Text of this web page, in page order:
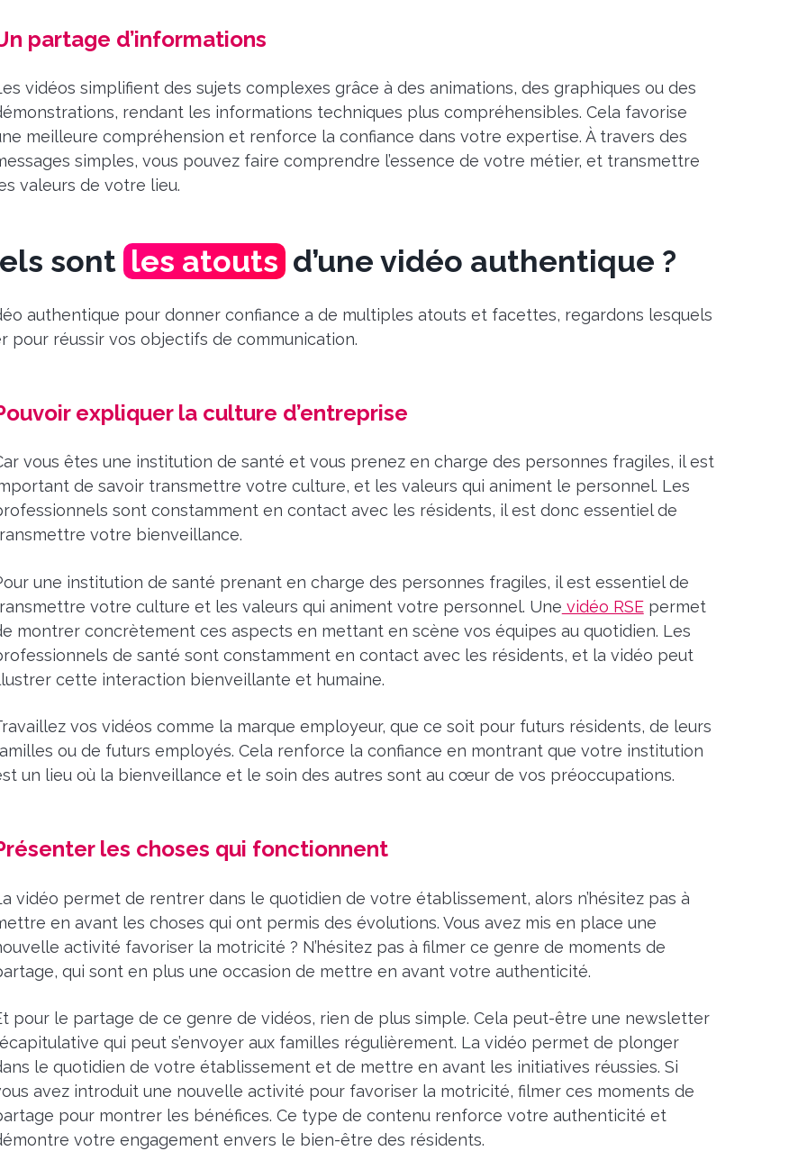
partage d’informations
vidéos simplifient des sujets complexes grâce à des animations, des graphiques ou des
rendant les informations techniques plus compréhensibles. Cela favorise
meilleure compréhension et renforce la confiance dans votre expertise. À travers des
simples, vous pouvez faire comprendre l’essence de votre métier, et transmettre
valeurs de votre lieu.
sont les atoutsd’une vidéo authentique ?
authentique pour donner confiance a de multiples atouts et facettes, regardons lesquels
pour réussir vos objectifs de communication.
expliquer la culture d’entreprise
vous êtes une institution de santé et vous prenez en charge des personnes fragiles, il est
de savoir transmettre votre culture, et les valeurs qui animent le personnel. Les
sont constamment en contact avec les résidents, il est donc essentiel de
votre bienveillance.
une institution de santé prenant en charge des personnes fragiles, il est essentiel de
votre culture et les valeurs qui animent votre personnel. Une vidéo RSEpermet
montrer concrètement ces aspects en mettant en scène vos équipes au quotidien. Les
de santé sont constamment en contact avec les résidents, et la vidéo peut
cette interaction bienveillante et humaine.
vos vidéos comme la marque employeur, que ce soit pour futurs résidents, de leurs
ou de futurs employés. Cela renforce la confiance en montrant que votre institution
un lieu où la bienveillance et le soin des autres sont au cœur de vos préoccupations.
les choses qui fonctionnent
vidéo permet de rentrer dans le quotidien de votre établissement, alors n’hésitez pas à
en avant les choses qui ont permis des évolutions. Vous avez mis en place une
activité favoriser la motricité ? N’hésitez pas à filmer ce genre de moments de
qui sont en plus une occasion de mettre en avant votre authenticité.
pour le partage de ce genre de vidéos, rien de plus simple. Cela peut-être une newsletter
qui peut s’envoyer aux familles régulièrement. La vidéo permet de plonger
le quotidien de votre établissement et de mettre en avant les initiatives réussies. Si
avez introduit une nouvelle activité pour favoriser la motricité, filmer ces moments de
pour montrer les bénéfices. Ce type de contenu renforce votre authenticité et
votre engagement envers le bien-être des résidents.